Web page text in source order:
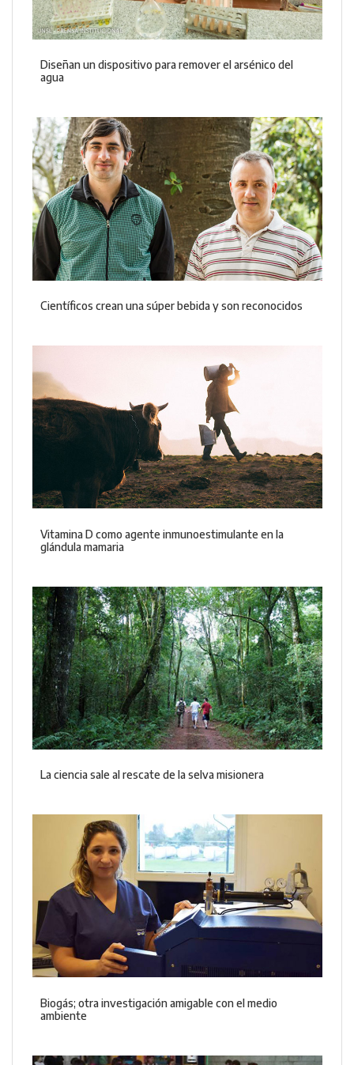
Diseñan un dispositivo para remover el arsénico del
agua
Científicos crean una súper bebida y son reconocidos
Vitamina D como agente inmunoestimulante en la
glándula mamaria
La ciencia sale al rescate de la selva misionera
Biogás; otra investigación amigable con el medio
ambiente